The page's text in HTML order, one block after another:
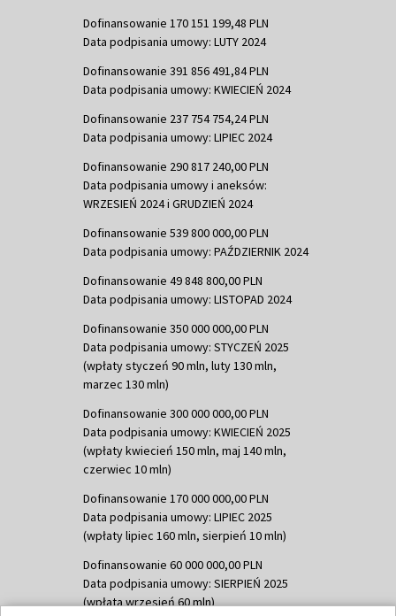
Dofinansowanie 170 151 199,48 PLN
Data podpisania umowy: LUTY 2024
Dofinansowanie 391 856 491,84 PLN
Data podpisania umowy: KWIECIEŃ 2024
Dofinansowanie 237 754 754,24 PLN
Data podpisania umowy: LIPIEC 2024
Dofinansowanie 290 817 240,00 PLN
Data podpisania umowy i aneksów:
WRZESIEŃ 2024 i GRUDZIEŃ 2024
Dofinansowanie 539 800 000,00 PLN
Data podpisania umowy: PAŹDZIERNIK 2024
Dofinansowanie 49 848 800,00 PLN
Data podpisania umowy: LISTOPAD 2024
Dofinansowanie 350 000 000,00 PLN
Data podpisania umowy: STYCZEŃ 2025
(wpłaty styczeń 90 mln, luty 130 mln,
marzec 130 mln)
Dofinansowanie 300 000 000,00 PLN
Data podpisania umowy: KWIECIEŃ 2025
(wpłaty kwiecień 150 mln, maj 140 mln,
czerwiec 10 mln)
Dofinansowanie 170 000 000,00 PLN
Data podpisania umowy: LIPIEC 2025
(wpłaty lipiec 160 mln, sierpień 10 mln)
Dofinansowanie 60 000 000,00 PLN
Data podpisania umowy: SIERPIEŃ 2025
(wpłata wrzesień 60 mln)